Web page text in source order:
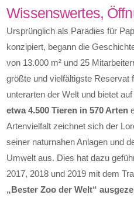
Wissenswertes,
Ursprünglich als Paradies für
konzipiert, begann die
von 13.000 m² und 25
größte und vielfältigste Reservat
unterarten der Welt und bietet
etwa 4.500 Tieren in 570 Arten
Artenvielfalt zeichnet sich der
seiner naturnahen Anlagen und
Umwelt aus. Dies hat dazu
2017, 2018 und 2019 mit dem
„Bester Zoo der Welt“